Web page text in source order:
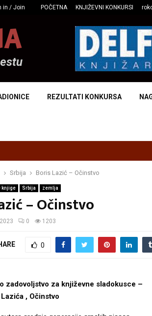
in / Join POČETNA KNJIŽEVNI KONKURSI
REZULTATI KONKURSA
Srbija Boris Lazić – Očinstvo
knjige Srbija zemlja
– Očinstvo
0 1203
0
zadovoljstvo za književne sladokusce –
, Očinstvo